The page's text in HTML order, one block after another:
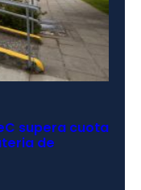
supera cuota
de